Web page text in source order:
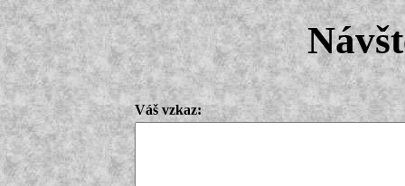
Váš vzkaz: